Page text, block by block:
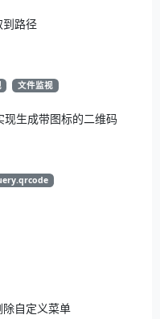
路径
文件监视
生成带图标的二维码
自定义菜单